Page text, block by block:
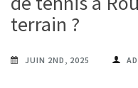
terrain ?
JUIN 2ND, 2025